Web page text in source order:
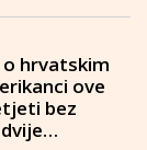
hrvatskim
ove
bez